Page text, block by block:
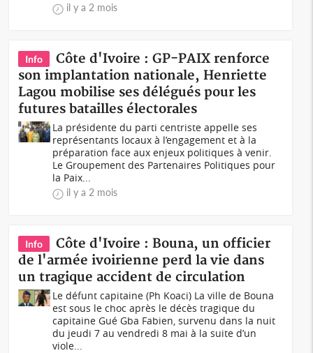
il y a 2 mois
Info
Côte d'Ivoire : GP-PAIX renforce
son implantation nationale, Henriette
Lagou mobilise ses délégués pour les
futures batailles électorales
La présidente du parti centriste appelle ses
représentants locaux à l’engagement et à la
préparation face aux enjeux politiques à venir.
Le Groupement des Partenaires Politiques pour
la Paix...
il y a 2 mois
Info
Côte d'Ivoire : Bouna, un officier
de l'armée ivoirienne perd la vie dans
un tragique accident de circulation
Le défunt capitaine (Ph Koaci) La ville de Bouna
est sous le choc après le décès tragique du
capitaine Gué Gba Fabien, survenu dans la nuit
du jeudi 7 au vendredi 8 mai à la suite d’un
viole...